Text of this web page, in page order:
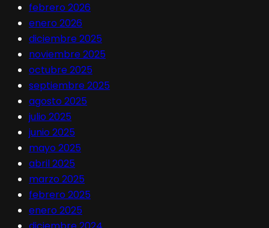
febrero 2026
enero 2026
diciembre 2025
noviembre 2025
octubre 2025
septiembre 2025
agosto 2025
julio 2025
junio 2025
mayo 2025
abril 2025
marzo 2025
febrero 2025
enero 2025